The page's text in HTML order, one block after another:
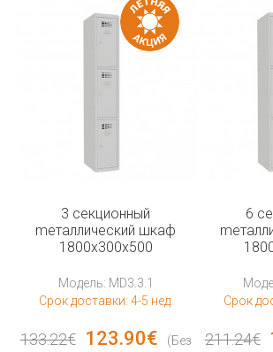
3 секционный
mеталлический шкаф
1800x300x500
Модель: MD3.3.1
Срок доставки: 4-5 нед.
133.22€ 123.90€
(Без
6
Срок
211.24€